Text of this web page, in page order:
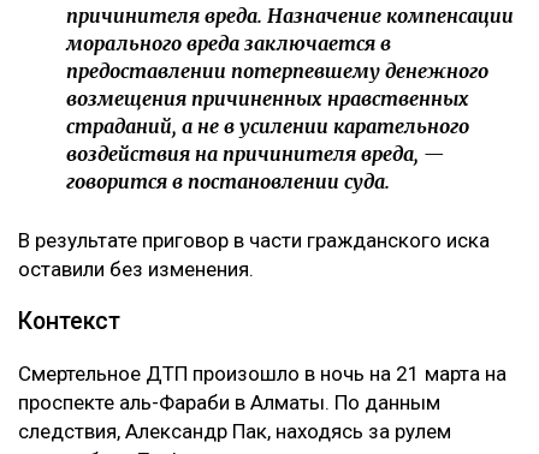
Кроме того, суд напомнил, что компенсация
морального вреда не может использоваться как
дополнительное наказание для виновного.
– Компенсация морального вреда не является
мерой уголовной ответственности и не
наказания осужденного либо средство
дополнительного воздействия на
морального вреда заключается в
возмещения причиненных нравственных
страданий, а не в усилении карательного
воздействия на причинителя вреда, —